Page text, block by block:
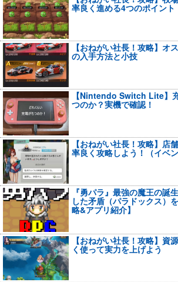
率良く進める4つのポイント
【おねがい社長！攻略】オ
の入手方法と小技
【Nintendo Switch Lite】
つのか？実機で確認！
【おねがい社長！攻略】店
率良く攻略しよう！（イベ
『勇パラ』最強の魔王の誕
した矛盾（パラドックス）
略&アプリ紹介】
【おねがい社長！攻略】資
く使って実力を上げよう